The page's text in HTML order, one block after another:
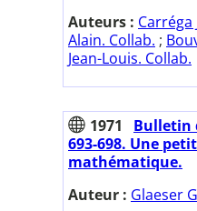
Auteurs : Carréga
Alain. Collab. ;
Jean-Louis. Collab.
1971
Bulletin
693-698. Une
mathématique.
Auteur : Glaeser